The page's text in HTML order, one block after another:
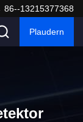
86--13215377368
Plaudern